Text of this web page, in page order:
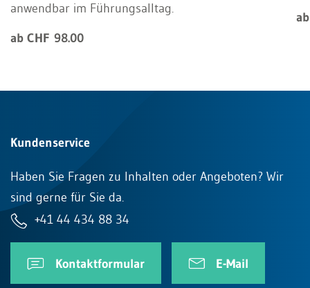
anwendbar im Führungsalltag.
ab CHF 98.00
Kundenservice
Haben Sie Fragen zu Inhalten oder Angeboten? Wir
sind gerne für Sie da.
+41 44 434 88 34
Kontaktformular E-Mail